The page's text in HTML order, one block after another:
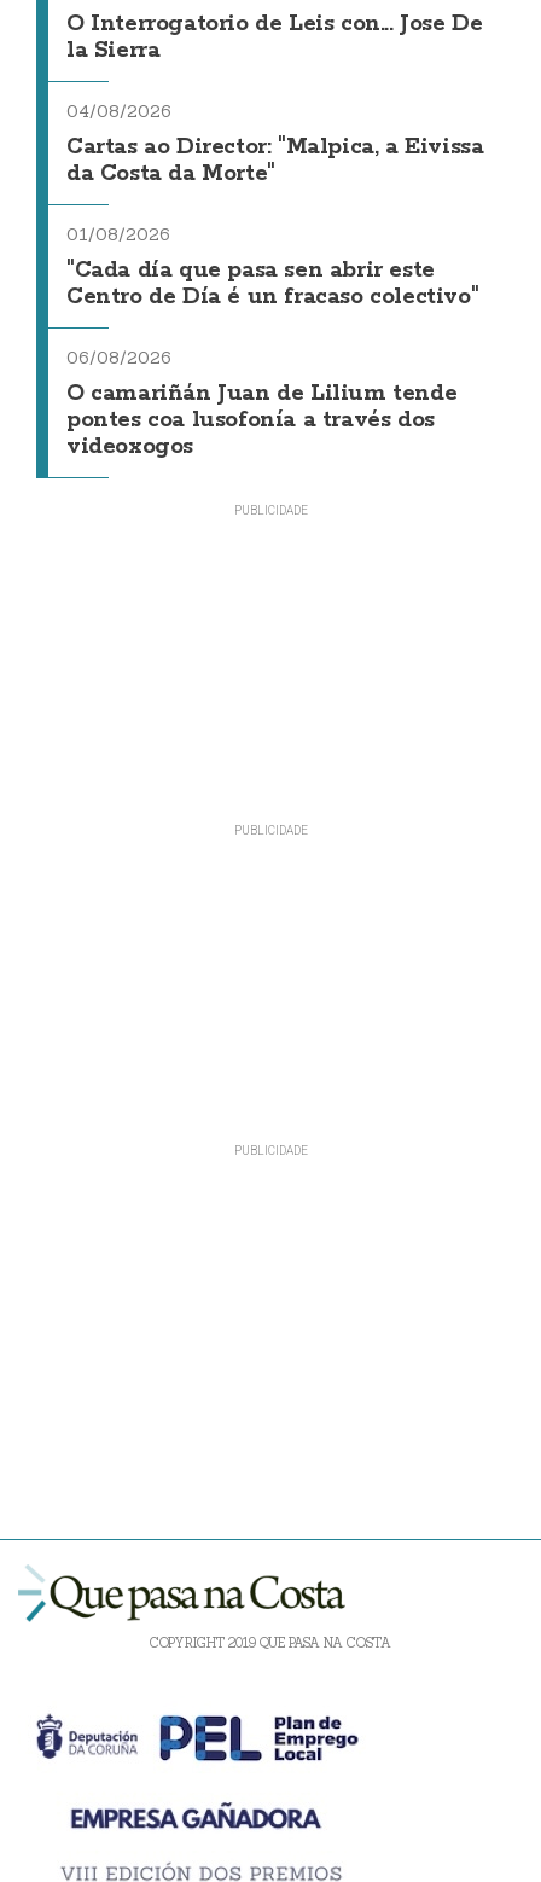
O Interrogatorio de Leis con... Jose De
la Sierra
04/08/2026
Cartas ao Director: "Malpica, a Eivissa
da Costa da Morte"
01/08/2026
"Cada día que pasa sen abrir este
Centro de Día é un fracaso colectivo"
06/08/2026
O camariñán Juan de Lilium tende
pontes coa lusofonía a través dos
videoxogos
COPYRIGHT 2019 QUE PASA NA COSTA